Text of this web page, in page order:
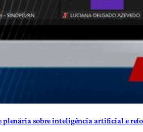
sobre inteligência artificial e